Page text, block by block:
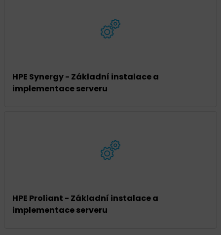
HPE Synergy - Základní instalace a
implementace serveru
HPE Proliant - Základní instalace a
implementace serveru